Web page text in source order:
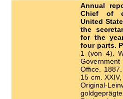
Annual
Chief of
United
the
for the
four parts.
1 (von 4).
Office.
15 cm.
Original-